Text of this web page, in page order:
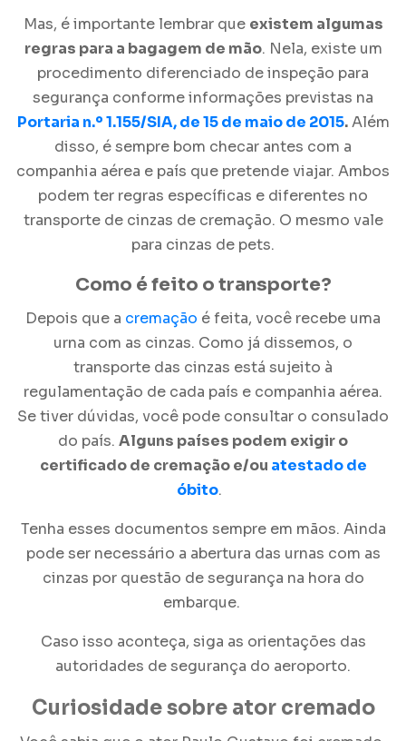
Mas, é importante lembrar que existem algumas
regras para a bagagem de mão. Nela, existe um
procedimento diferenciado de inspeção para
segurança conforme informações previstas na
Portaria n.º 1.155/SIA, de 15 de maio de 2015.Além
disso, é sempre bom checar antes com a
companhia aérea e país que pretende viajar. Ambos
podem ter regras específicas e diferentes no
transporte de cinzas de cremação. O mesmo vale
para cinzas de pets.
Como é feito o transporte?
Depois que a cremação é feita, você recebe uma
urna com as cinzas. Como já dissemos, o
transporte das cinzas está sujeito à
regulamentação de cada país e companhia aérea.
Se tiver dúvidas, você pode consultar o consulado
do país. Alguns países podem exigir o
certificado de cremação e/ou atestado de
óbito.
Tenha esses documentos sempre em mãos. Ainda
pode ser necessário a abertura das urnas com as
cinzas por questão de segurança na hora do
embarque.
Caso isso aconteça, siga as orientações das
autoridades de segurança do aeroporto.
Curiosidade sobre ator cremado